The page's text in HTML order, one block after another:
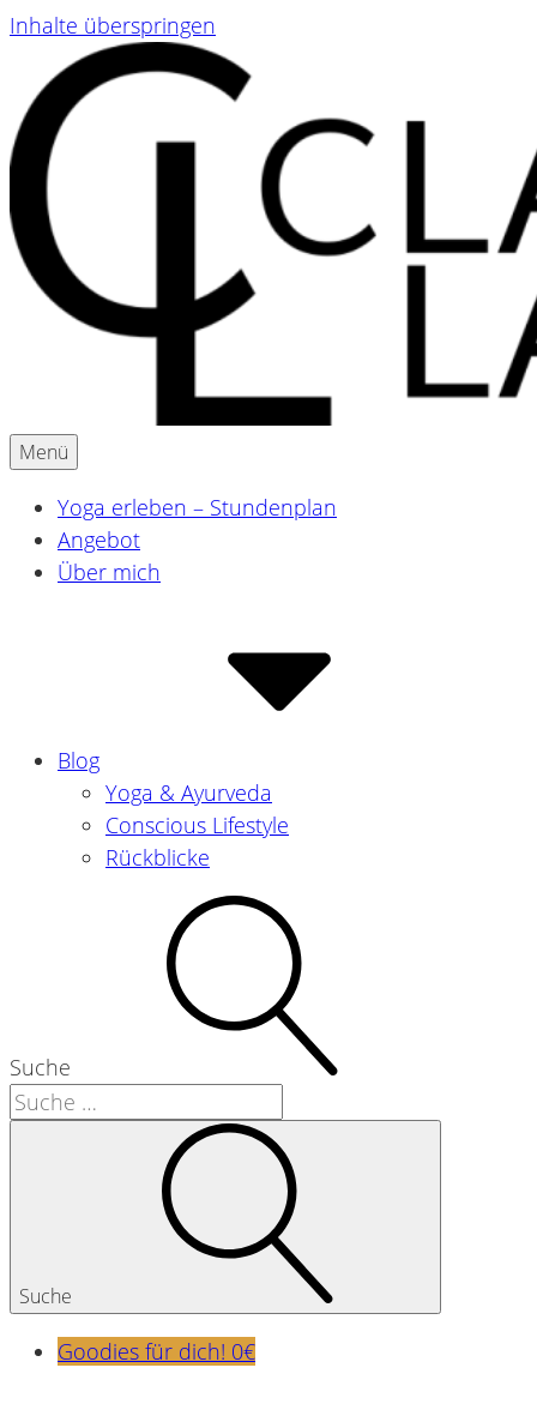
Inhalte überspringen
Claudia Lackner
Yoga & Ayurveda für Schwangere und Mamas
Menü
Yoga erleben – Stundenplan
Angebot
Über mich
Blog
Yoga & Ayurveda
Conscious Lifestyle
Rückblicke
Suche
Suche
Goodies für dich! 0€